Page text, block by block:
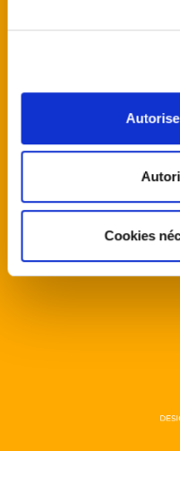
Cookies